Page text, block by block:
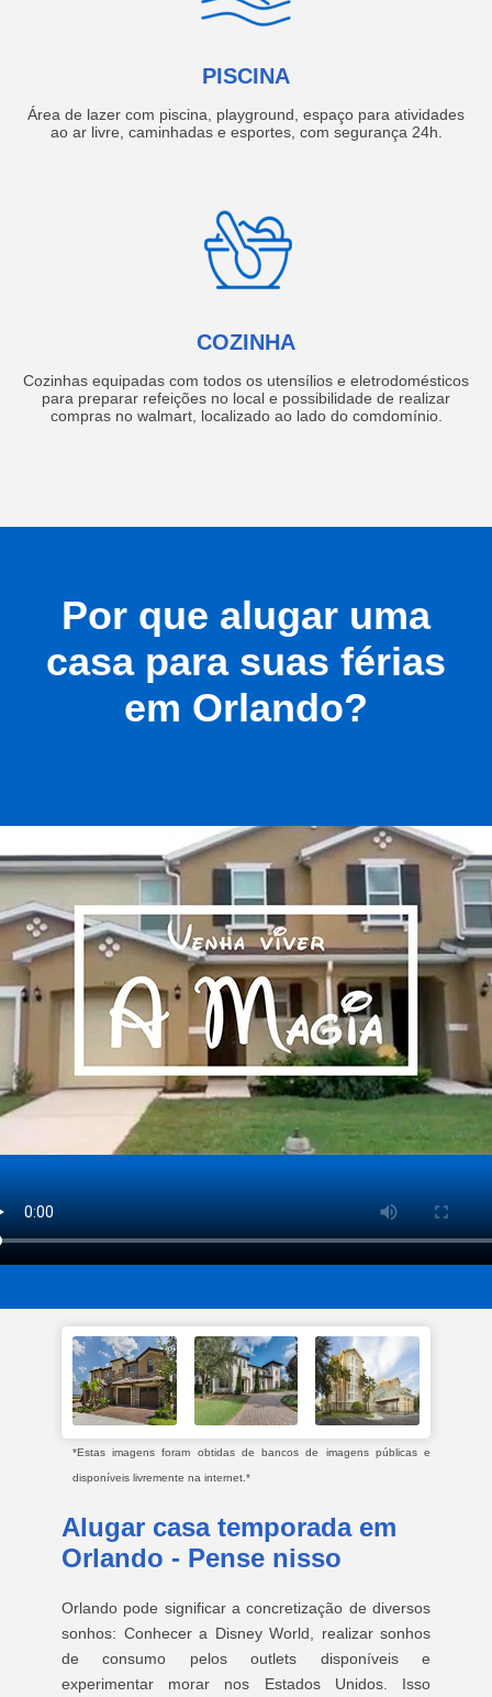
PISCINA
Área de lazer com piscina, playground, espaço para atividades
ao ar livre, caminhadas e esportes, com segurança 24h.
COZINHA
Cozinhas equipadas com todos os utensílios e eletrodomésticos
para preparar refeições no local e possibilidade de realizar
compras no walmart, localizado ao lado do comdomínio.
Por que alugar uma
casa para suas férias
em Orlando?
*Estas imagens foram obtidas de bancos de imagens públicas e
disponíveis livremente na internet.*
Alugar casa temporada em
Orlando - Pense nisso
Orlando pode significar a concretização de diversos
sonhos: Conhecer a Disney World, realizar sonhos
de consumo pelos outlets disponíveis e
experimentar morar nos Estados Unidos. Isso